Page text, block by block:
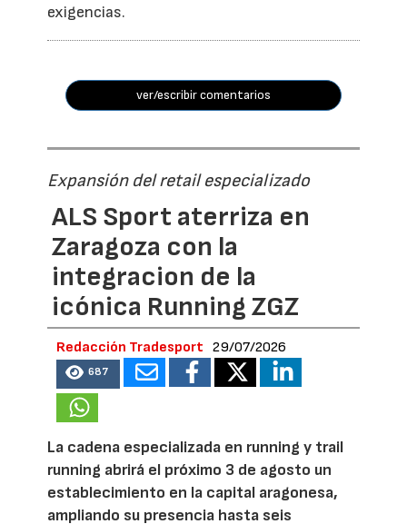
exigencias.
ver/escribir comentarios
Expansión del retail especializado
ALS Sport aterriza en
Zaragoza con la
integracion de la
icónica Running ZGZ
Redacción Tradesport 29/07/2026
687
La cadena especializada en running y trail
running abrirá el próximo 3 de agosto un
establecimiento en la capital aragonesa,
ampliando su presencia hasta seis